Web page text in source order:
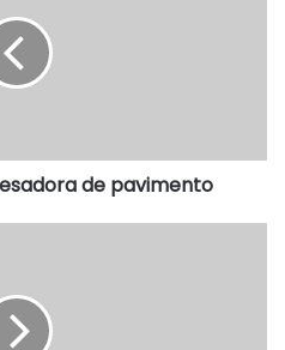
periodistas tienen jefe
el 72% de las encuestadas
que los varones y el
mismo que sus pares
que promueva la
contra las mujeres,
de pavimento